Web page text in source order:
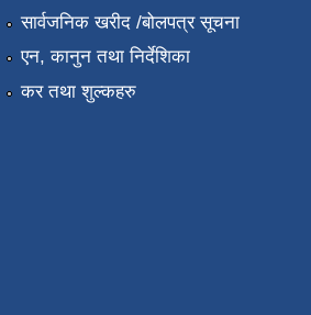
सार्वजनिक खरीद /बोलपत्र सूचना
एन, कानुन तथा निर्देशिका
कर तथा शुल्कहरु